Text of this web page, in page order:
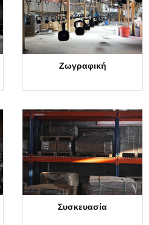
Ζωγραφική
Συσκευασία